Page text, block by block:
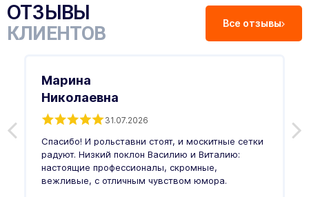
ОТЗЫВЫ
КЛИЕНТОВ Все отзывы
Марина
Николаевна
31.07.2026
Спасибо! И рольставни стоят, и москитные сетки
радуют. Низкий поклон Василию и Виталию:
настоящие профессионалы, скромные,
вежливые, с отличным чувством юмора.